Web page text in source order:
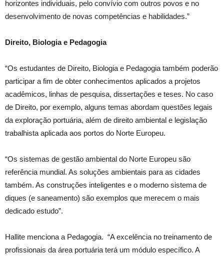
horizontes individuais, pelo convívio com outros povos e no
desenvolvimento de novas competências e habilidades.”
Direito, Biologia e Pedagogia
“Os estudantes de Direito, Biologia e Pedagogia também poderão
participar a fim de obter conhecimentos aplicados a projetos
acadêmicos, linhas de pesquisa, dissertações e teses. No caso
de Direito, por exemplo, alguns temas abordam questões legais
da exploração portuária, além de direito ambiental e legislação
trabalhista aplicada aos portos do Norte Europeu.
“Os sistemas de gestão ambiental do Norte Europeu são
referência mundial. As soluções ambientais para as cidades
também. As construções inteligentes e o moderno sistema de
diques (e saneamento) são exemplos que merecem o mais
dedicado estudo”.
Hallite menciona a Pedagogia. “A excelência no treinamento de
profissionais da área portuária terá um módulo específico. A